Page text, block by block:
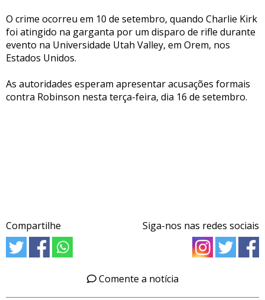
O crime ocorreu em 10 de setembro, quando Charlie Kirk
foi atingido na garganta por um disparo de rifle durante
evento na Universidade Utah Valley, em Orem, nos
Estados Unidos.
As autoridades esperam apresentar acusações formais
contra Robinson nesta terça-feira, dia 16 de setembro.
Compartilhe Siga-nos nas redes sociais
Comente a notícia